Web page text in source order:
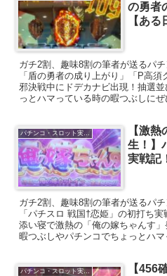
の勇者
【ある
ガチ2割、趣味8割の筆者が送るパ
「盾の勇者の成り上がり」「P高
邪決戦中にドデカナビ出現！抽選
っとハマっている時の暇つぶしにぜ
パチンコ・スロット実戦記
【激
生！】
実戦記
ガチ2割、趣味8割の筆者が送るパ
「パチスロ 戦国†恋姫」の初打ち
添い寝で激熱の「俺の嫁ちゃんす
暇つぶしやパチンコでちょっとハ
パチンコ・スロット実戦記
【456